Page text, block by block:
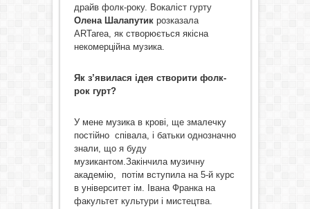
драйв фолк-року. Вокаліст гурту
Олена Шалапутикрозказала
ARTarea, як створюється якісна
некомерційна музика.
Як з’явилася ідея створити фолк-
рок гурт?
У мене музика в крові, ще змалечку
постійно співала, і батьки однозначно
знали, що я буду
музикантом.Закінчила музичну
академію, потім вступила на 5-й курс
в університет ім. Івана Франка на
факультет культури і мистецтва.